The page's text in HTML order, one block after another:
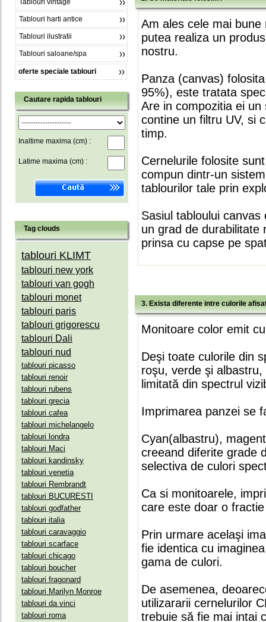
Tablouri vintage
Tablouri harti antice
Tablouri ilustratii
Tablouri saloane/spa
oferte speciale tablouri
Cautare rapida tablouri
Inaltime maxima (cm) :
Latime maxima (cm) :
Tag clouds
tablouri KLIMT
tablouri new york
tablouri van gogh
tablouri monet
tablouri paris
tablouri grigorescu
tablouri Dali
tablouri nud
tablouri picasso
tablouri renoir
tablouri rubens
tablouri grecia
tablouri cafea
tablouri michelangelo
tablouri londra
tablouri Maci
tablouri kandinsky
tablouri venetia
tablouri Rembrandt
tablouri BUCURESTI
tablouri godfather
tablouri italia
tablouri caravaggio
tablouri scarface
tablouri chicago
tablouri boucher
tablouri fragonard
tablouri Marilyn Monroe
tablouri da vinci
tablouri roma
Am ales cele mai
putea realiza un
nostru.
Panza (canvas)
95%), este tratata
Are in compozitia ei
contine un filtru UV, si
timp.
Cernelurile folosite
compun dintr-un
tablourilor tale prin
Sasiul tabloului
un grad de durabilitate
prinsa cu capse pe
3. Exista diferente intre culorile
Monitoare color emit
Deşi toate culorile din
roşu, verde şi
limitată din spectrul
Imprimarea panzei se
Cyan(albastru),
creeand diferite grade
selectiva de culori
Ca si monitoarele,
care este doar o
Prin urmare acelaşi
fie identica cu
gama de culori.
De asemenea,
utilizararii cernelurilor
trebuie să fie mai intai